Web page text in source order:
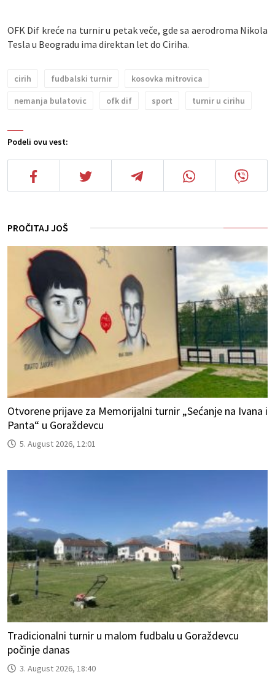
Podeli ovu vest:
OFK Dif kreće na turnir u petak veče, gde sa aerodroma Nikola
Tesla u Beogradu ima direktan let do Ciriha.
cirih fudbalski turnir
kosovka mitrovica
nemanja bulatovic
ofk dif sport turnir u cirihu
PROČITAJ JOŠ
Otvorene prijave za Memorijalni turnir „Sećanje na Ivana i
Panta“ u Goraždevcu
5. August 2026, 12:01
Tradicionalni turnir u malom fudbalu u Goraždevcu
počinje danas
3. August 2026, 18:40